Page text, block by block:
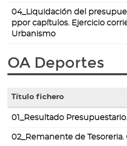
galería
de
documentos
04_Liquidación del
ppor capítulos. Ejercicio
Urbanismo
OA Deportes
con
lista
Título fichero
01_Resultado
02_Remanente de Tesoreria.